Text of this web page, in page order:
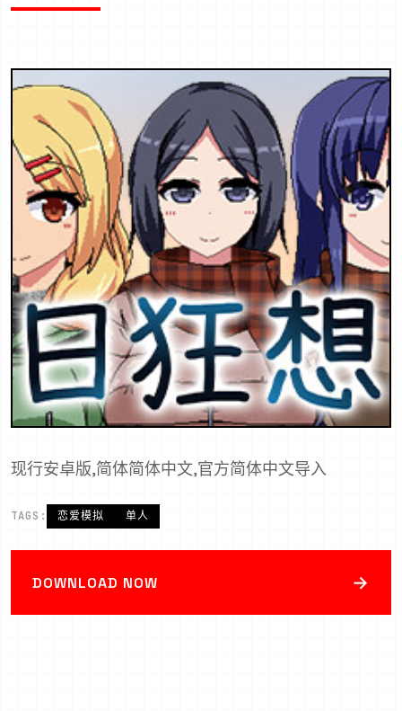
现行安卓版,简体简体中文,官方简体中文导入
TAGS: 恋爱模拟 单人
DOWNLOAD NOW →